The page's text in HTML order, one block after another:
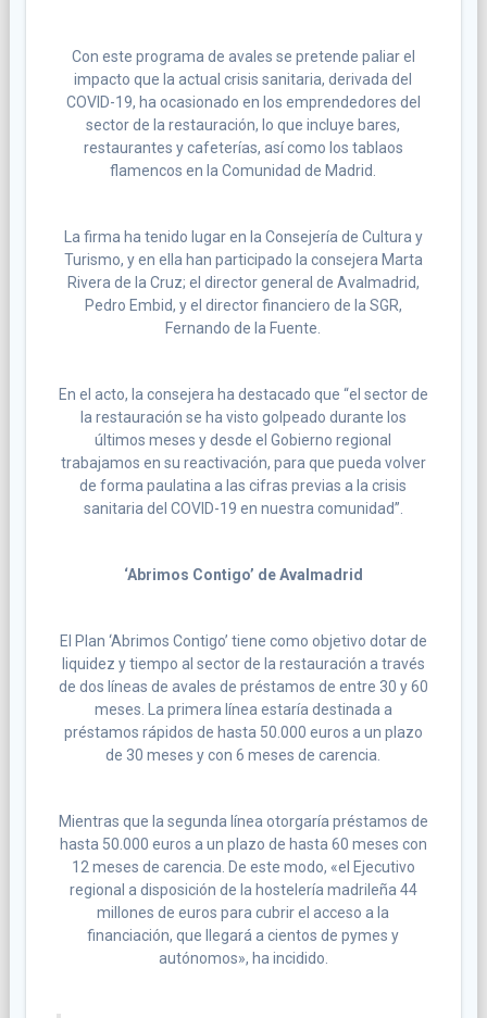
Con este programa de avales se pretende paliar el
impacto que la actual crisis sanitaria, derivada del
COVID-19, ha ocasionado en los emprendedores del
sector de la restauración, lo que incluye bares,
restaurantes y cafeterías, así como los tablaos
flamencos en la Comunidad de Madrid.
La firma ha tenido lugar en la Consejería de Cultura y
Turismo, y en ella han participado la consejera Marta
Rivera de la Cruz; el director general de Avalmadrid,
Pedro Embid, y el director financiero de la SGR,
Fernando de la Fuente.
En el acto, la consejera ha destacado que “el sector de
la restauración se ha visto golpeado durante los
últimos meses y desde el Gobierno regional
trabajamos en su reactivación, para que pueda volver
de forma paulatina a las cifras previas a la crisis
sanitaria del COVID-19 en nuestra comunidad”.
‘Abrimos Contigo’ de Avalmadrid
El Plan ‘Abrimos Contigo’ tiene como objetivo dotar de
liquidez y tiempo al sector de la restauración a través
de dos líneas de avales de préstamos de entre 30 y 60
meses. La primera línea estaría destinada a
préstamos rápidos de hasta 50.000 euros a un plazo
de 30 meses y con 6 meses de carencia.
Mientras que la segunda línea otorgaría préstamos de
hasta 50.000 euros a un plazo de hasta 60 meses con
12 meses de carencia. De este modo, «el Ejecutivo
regional a disposición de la hostelería madrileña 44
millones de euros para cubrir el acceso a la
financiación, que llegará a cientos de pymes y
autónomos», ha incidido.